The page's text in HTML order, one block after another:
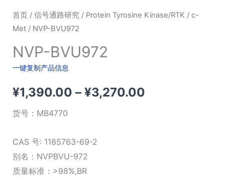
首页/ 信号通路研究/ Protein Tyrosine Kinase/RTK / c-
Met/ NVP-BVU972
NVP-BVU972
一键复制产品信息
¥1,390.00 – ¥3,270.00价
货号： MB4770
CAS 号: 1185763-69-2
别名：NVPBVU-972
质量标准：>98%,BR